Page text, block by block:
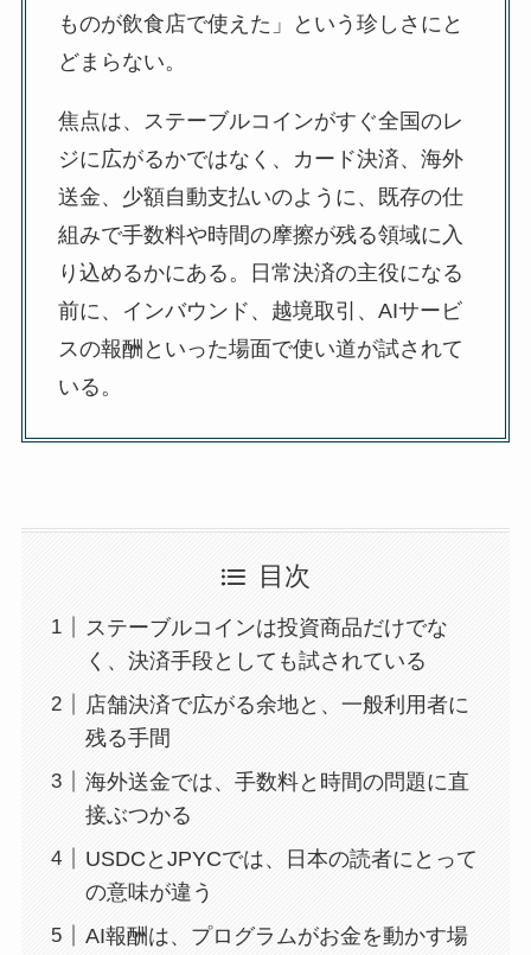
ものが飲食店で使えた」という珍しさにと
どまらない。
焦点は、ステーブルコインがすぐ全国のレ
ジに広がるかではなく、カード決済、海外
送金、少額自動支払いのように、既存の仕
組みで手数料や時間の摩擦が残る領域に入
り込めるかにある。日常決済の主役になる
前に、インバウンド、越境取引、AIサービ
スの報酬といった場面で使い道が試されて
いる。
目次
ステーブルコインは投資商品だけでな
く、決済手段としても試されている
店舗決済で広がる余地と、一般利用者に
残る手間
海外送金では、手数料と時間の問題に直
接ぶつかる
USDCとJPYCでは、日本の読者にとって
の意味が違う
AI報酬は、プログラムがお金を動かす場